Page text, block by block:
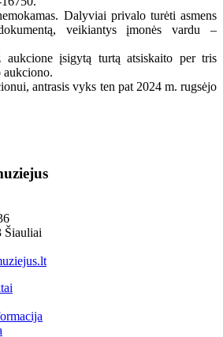
Dalyviai privalo turėti asmens
veikiantys įmonės vardu –
aukcione įsigytą turtą atsiskaito per tris
aukciono.
antrasis vyks ten pat 2024 m. rugsėjo
Šiauliai